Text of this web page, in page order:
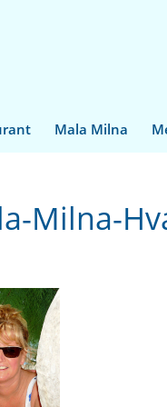
Mala Milna
Milna-